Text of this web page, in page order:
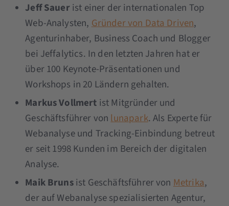
Jeff Sauer ist einer der internationalen Top
Web-Analysten,Gründer von Data Driven,
Agenturinhaber, Business Coach und Blogger
bei Jeffalytics. In den letzten Jahren hat er
über 100 Keynote-Präsentationen und
Workshops in 20 Ländern gehalten.
Markus Vollmert ist Mitgründer und
Geschäftsführer vonlunapark. Als Experte für
Webanalyse und Tracking-Einbindung betreut
er seit 1998 Kunden im Bereich der digitalen
Analyse.
Maik Brunsist Geschäftsführer von Metrika,
der auf Webanalyse spezialisierten Agentur,